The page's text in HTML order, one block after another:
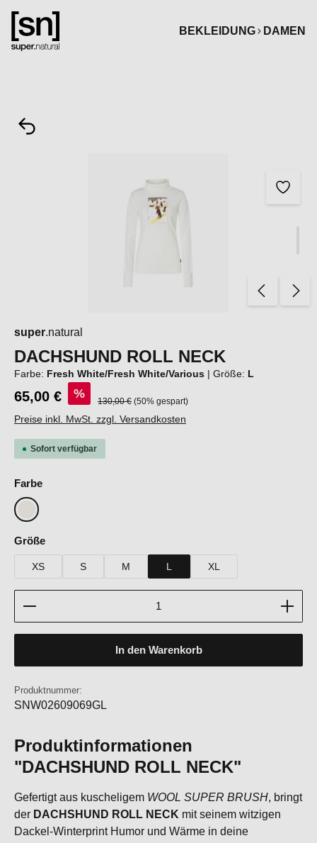
springen
BEKLEIDUNG
DAMEN
super.natural
DACHSHUND ROLL NECK
Farbe: Fresh White/Fresh White/Various | Größe: L
65,00 € % Regulärer Preis:
130,00 € (50% gespart)
Preise inkl. MwSt. zzgl. Versandkosten
Sofort verfügbar
Farbeauswählen
Fresh White/Fresh White/Various
Größeauswählen
XS S M L XL
Produkt Anzahl: Gib den gewünschten Wert ein
In den Warenkorb
Produktnummer:
SNW02609069GL
Produktinformationen
"DACHSHUND ROLL NECK"
Gefertigt aus kuscheligem WOOL SUPER BRUSH, bringt
der DACHSHUND ROLL NECK mit seinem witzigen
Dackel-Winterprint Humor und Wärme in deine